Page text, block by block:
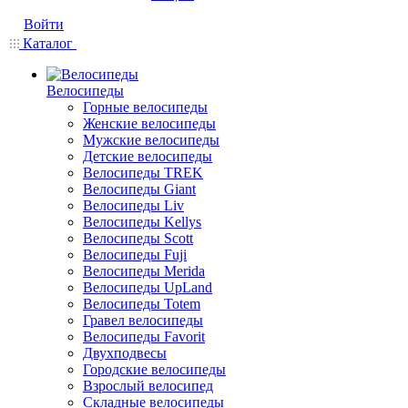
Войти
Каталог
Велосипеды
Горные велосипеды
Женские велосипеды
Мужские велосипеды
Детские велосипеды
Велосипеды TREK
Велосипеды Giant
Велосипеды Liv
Велосипеды Kellys
Велосипеды Scott
Велосипеды Fuji
Велосипеды Merida
Велосипеды UpLand
Велосипеды Totem
Гравел велосипеды
Велосипеды Favorit
Двухподвесы
Городские велосипеды
Взрослый велосипед
Складные велосипеды